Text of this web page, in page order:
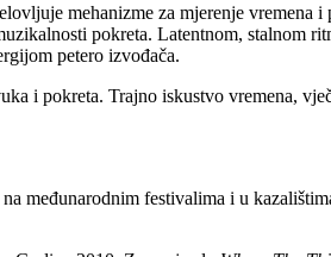
mehanizme za mjerenje vremena i
pokreta. Latentnom, stalnom
petero izvođača.
i pokreta. Trajno iskustvo vremena,
međunarodnim festivalima i u